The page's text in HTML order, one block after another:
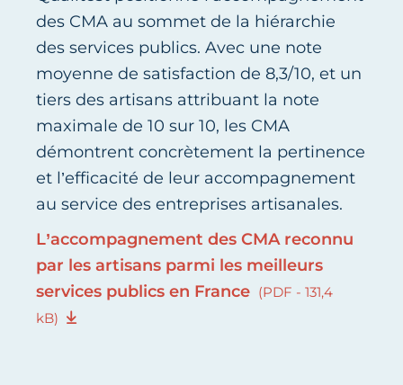
des CMA au sommet de la hiérarchie
des services publics. Avec une note
moyenne de satisfaction de 8,3/10, et un
tiers des artisans attribuant la note
maximale de 10 sur 10, les CMA
démontrent concrètement la pertinence
et l’efficacité de leur accompagnement
au service des entreprises artisanales.
L’accompagnement des CMA reconnu
par les artisans parmi les meilleurs
services publics en France (PDF - 131,4
kB)